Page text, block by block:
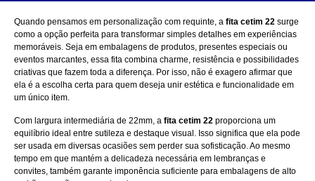
Quando pensamos em personalização com requinte, a fita cetim 22 surge
como a opção perfeita para transformar simples detalhes em experiências
memoráveis. Seja em embalagens de produtos, presentes especiais ou
eventos marcantes, essa fita combina charme, resistência e possibilidades
criativas que fazem toda a diferença. Por isso, não é exagero afirmar que
ela é a escolha certa para quem deseja unir estética e funcionalidade em
um único item.
Com largura intermediária de 22mm, a fita cetim 22 proporciona um
equilíbrio ideal entre sutileza e destaque visual. Isso significa que ela pode
ser usada em diversas ocasiões sem perder sua sofisticação. Ao mesmo
tempo em que mantém a delicadeza necessária em lembranças e
convites, também garante imponência suficiente para embalagens de alto